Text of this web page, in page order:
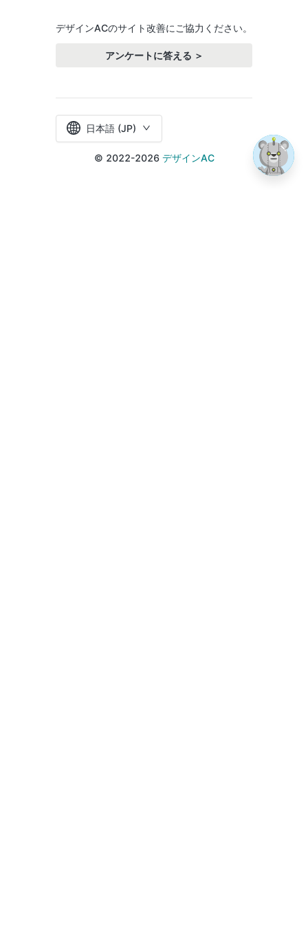
デザインACのサイト改善にご協力ください。
アンケートに答える ＞
日本語 (JP)
© 2022-2026 デザインAC